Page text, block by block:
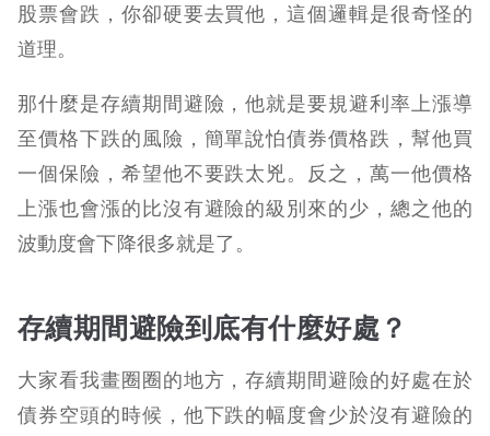
股票會跌，你卻硬要去買他，這個邏輯是很奇怪的
道理。
那什麼是存續期間避險，他就是要規避利率上漲導
至價格下跌的風險，簡單說怕債券價格跌，幫他買
一個保險，希望他不要跌太兇。反之，萬一他價格
上漲也會漲的比沒有避險的級別來的少，總之他的
波動度會下降很多就是了。
存續期間避險到底有什麼好處？
大家看我畫圈圈的地方，存續期間避險的好處在於
債券空頭的時候，他下跌的幅度會少於沒有避險的